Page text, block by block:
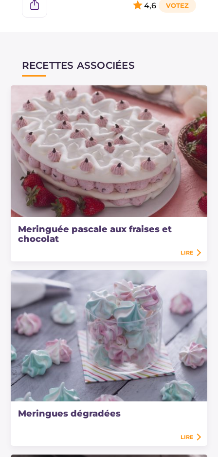
4,6
RECETTES ASSOCIÉES
Meringuée pascale aux fraises et
chocolat
LIRE
Meringues dégradées
LIRE